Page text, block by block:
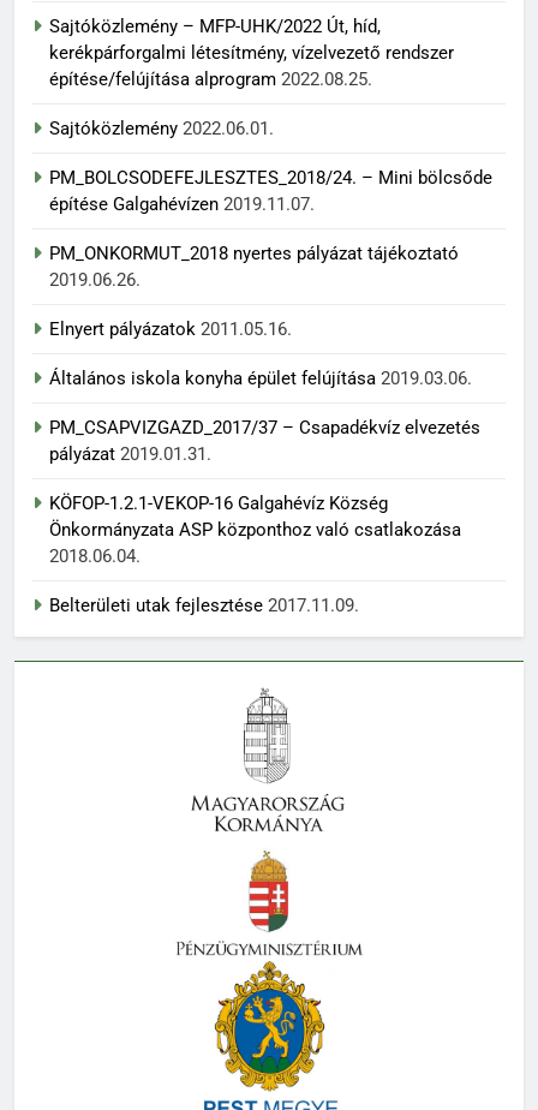
Sajtóközlemény – MFP-UHK/2022 Út, híd,
kerékpárforgalmi létesítmény, vízelvezető rendszer
építése/felújítása alprogram 2022.08.25.
Sajtóközlemény 2022.06.01.
PM_BOLCSODEFEJLESZTES_2018/24. – Mini bölcsőde
építése Galgahévízen 2019.11.07.
PM_ONKORMUT_2018 nyertes pályázat tájékoztató
2019.06.26.
Elnyert pályázatok 2011.05.16.
Általános iskola konyha épület felújítása 2019.03.06.
PM_CSAPVIZGAZD_2017/37 – Csapadékvíz elvezetés
pályázat 2019.01.31.
KÖFOP-1.2.1-VEKOP-16 Galgahévíz Község
Önkormányzata ASP központhoz való csatlakozása
2018.06.04.
Belterületi utak fejlesztése 2017.11.09.